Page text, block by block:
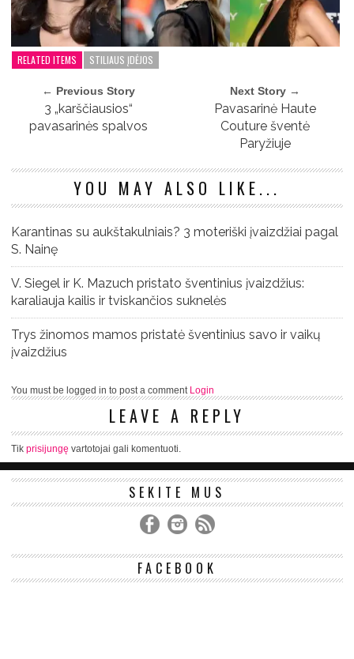
RELATED ITEMS STILIAUS ĮDĖJOS
← Previous Story
3 „karščiausios“
pavasarinės spalvos
Next Story →
Pavasarinė Haute
Couture šventė
Paryžiuje
YOU MAY ALSO LIKE...
Karantinas su aukštakulniais? 3 moteriški įvaizdžiai pagal
S. Nainę
V. Siegel ir K. Mazuch pristato šventinius įvaizdžius:
karaliauja kailis ir tviskančios suknelės
Trys žinomos mamos pristatė šventinius savo ir vaikų
įvaizdžius
You must be logged in to post a comment Login
LEAVE A REPLY
Tik prisijungę vartotojai gali komentuoti.
SEKITE MUS
FACEBOOK